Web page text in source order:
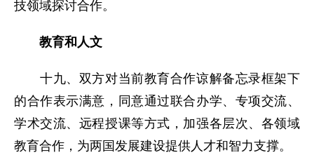
技领域探讨合作。
教育和人文
十九、双方对当前教育合作谅解备忘录框架下
的合作表示满意，同意通过联合办学、专项交流、
学术交流、远程授课等方式，加强各层次、各领域
教育合作，为两国发展建设提供人才和智力支撑。